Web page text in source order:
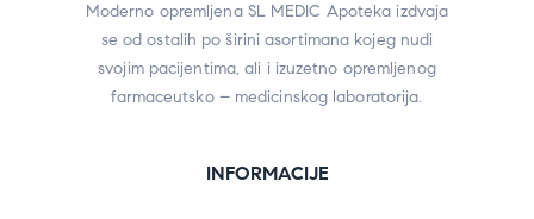
Moderno opremljena SL MEDIC Apoteka izdvaja
se od ostalih po širini asortimana kojeg nudi
svojim pacijentima, ali i izuzetno opremljenog
farmaceutsko – medicinskog laboratorija.
INFORMACIJE